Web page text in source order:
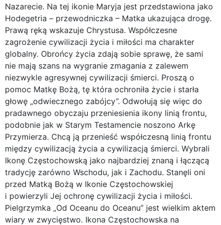
Nazarecie. Na tej ikonie Maryja jest przedstawiona jako
Hodegetria – przewodniczka – Matka ukazująca drogę.
Prawą ręką wskazuje Chrystusa. Współczesne
zagrożenie cywilizacji życia i miłości ma charakter
globalny. Obrońcy życia zdają sobie sprawę, że sami
nie mają szans na wygranie zmagania z zalewem
niezwykle agresywnej cywilizacji śmierci. Proszą o
pomoc Matkę Bożą, tę która ochroniła życie i starła
głowę „odwiecznego zabójcy”. Odwołują się więc do
pradawnego obyczaju przeniesienia ikony linią frontu,
podobnie jak w Starym Testamencie noszono Arkę
Przymierza. Chcą ją przenieść współczesną linią frontu
między cywilizacją życia a cywilizacją śmierci. Wybrali
Ikonę Częstochowską jako najbardziej znaną i łączącą
tradycję zarówno Wschodu, jak i Zachodu. Stanęli oni
przed Matką Bożą w Ikonie Częstochowskiej
i powierzyli Jej ochronę cywilizacji życia i miłości.
Pielgrzymka „Od Oceanu do Oceanu” jest wielkim aktem
wiary w zwycięstwo. Ikona Częstochowska na